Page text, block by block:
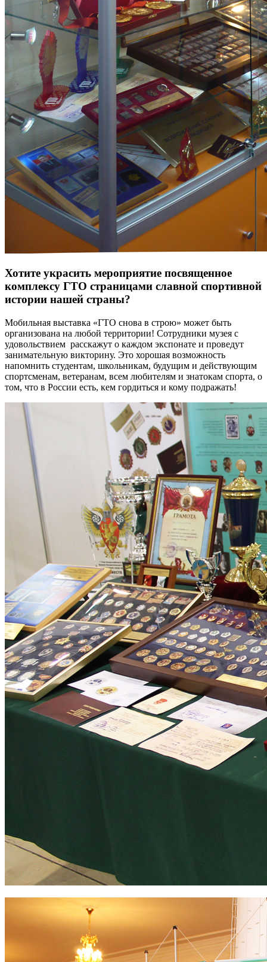
Хотите украсить мероприятие посвященное
комплексу ГТО страницами славной спортивной
истории нашей страны?
Мобильная выставка «ГТО снова в строю» может быть
организована на любой территории! Сотрудники музея с
удовольствием расскажут о каждом экспонате и проведут
занимательную викторину. Это хорошая возможность
напомнить студентам, школьникам, будущим и действующим
спортсменам, ветеранам, всем любителям и знатокам спорта, о
том, что в России есть, кем гордиться и кому подражать!